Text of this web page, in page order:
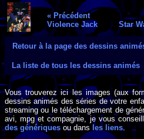
« Précédent
Violence Jack
Star
Retour à la page des dessins
La liste de tous les dessins animés
Vous trouverez ici les images (aux
dessins animés des séries de votre
streaming ou le téléchargement de
avi, mpg et compagnie, je vous
des génériques ou dans les liens.